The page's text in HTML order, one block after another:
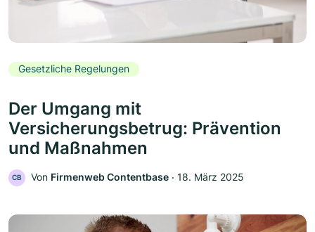
Gesetzliche Regelungen
Der Umgang mit
Versicherungsbetrug: Prävention
und Maßnahmen
CB Von Firmenweb Contentbase ‧ 18. März 2025